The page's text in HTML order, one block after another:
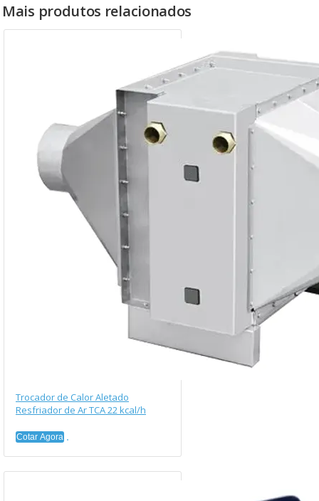
Mais produtos relacionados
Trocador de Calor Aletado
Resfriador de Ar TCA 22 kcal/h
Cotar Agora